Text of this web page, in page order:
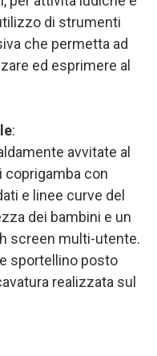
di strumenti
che permetta ad
ed esprimere al
:
avvitate al
coprigamba con
e linee curve del
dei bambini e un
screen multi-utente.
sportellino posto
realizzata sul